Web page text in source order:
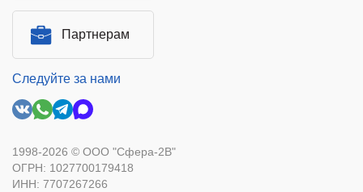
Партнерам
Следуйте за нами
1998-2026 © ООО "Сфера-2В"
ОГРН: 1027700179418
ИНН: 7707267266